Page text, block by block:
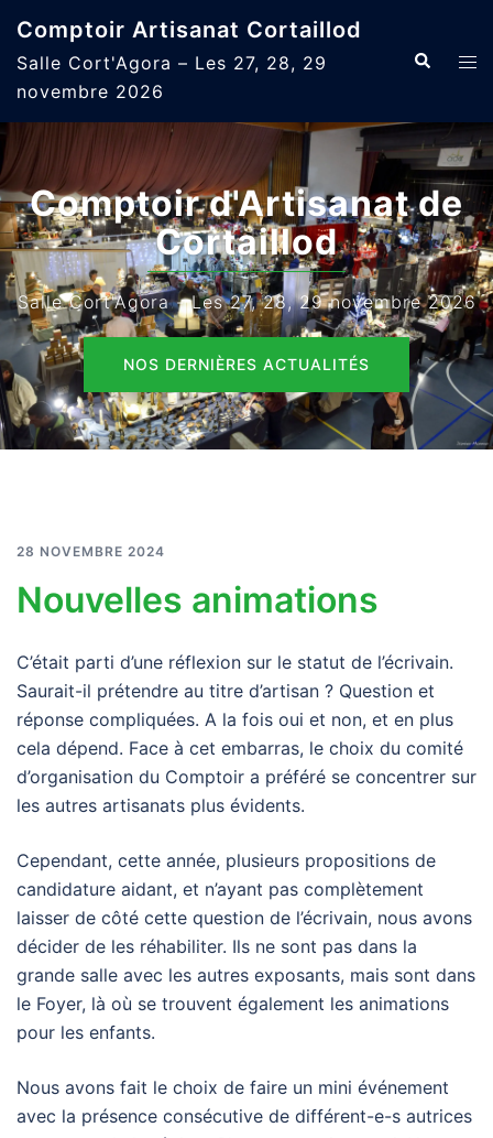
contenu
Comptoir Artisanat Cortaillod
Salle Cort'Agora – Les 27, 28, 29
novembre 2026
Comptoir d'Artisanat de
Cortaillod
Salle Cort'Agora - Les 27, 28, 29 novembre 2026
NOS DERNIÈRES ACTUALITÉS
28 NOVEMBRE 2024
Nouvelles animations
C’était parti d’une réflexion sur le statut de l’écrivain.
Saurait-il prétendre au titre d’artisan ? Question et
réponse compliquées. A la fois oui et non, et en plus
cela dépend. Face à cet embarras, le choix du comité
d’organisation du Comptoir a préféré se concentrer sur
les autres artisanats plus évidents.
Cependant, cette année, plusieurs propositions de
candidature aidant, et n’ayant pas complètement
laisser de côté cette question de l’écrivain, nous avons
décider de les réhabiliter. Ils ne sont pas dans la
grande salle avec les autres exposants, mais sont dans
le Foyer, là où se trouvent également les animations
pour les enfants.
Nous avons fait le choix de faire un mini événement
avec la présence consécutive de différent-e-s autrices